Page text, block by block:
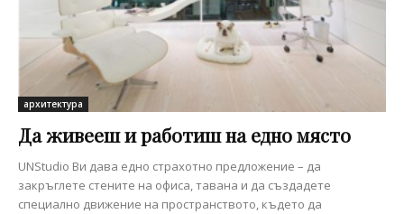
архитектура
Да живееш и работиш на едно място
UNStudio Ви дава едно страхотно предложение – да
закръглете стените на офиса, тавана и да създадете
специално движение на пространството, където да